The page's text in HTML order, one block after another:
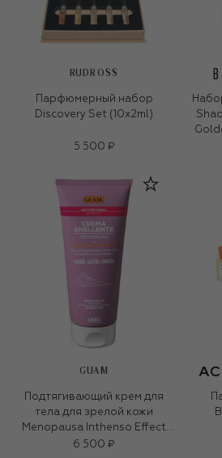
RUDROSS
Парфюмерный набор
Discovery Set (10x2ml)
5 500 ₽
GUAM
Подтягивающий крем для
тела для зрелой кожи
Menopausa Inthenso Effect
(200ml)
6 500 ₽